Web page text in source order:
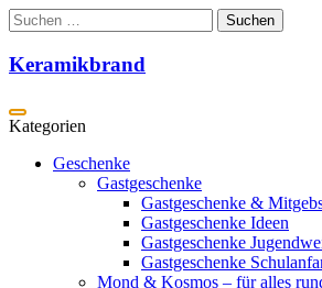
Zum
Inhalt
springen
Suchen
nach:
Keramikbrand
Geschenke
Gastgeschenke
Gastgeschenke &
Gastgeschenke Ideen
Gastgeschenke
Gastgeschenke
Mond & Kosmos – für alles